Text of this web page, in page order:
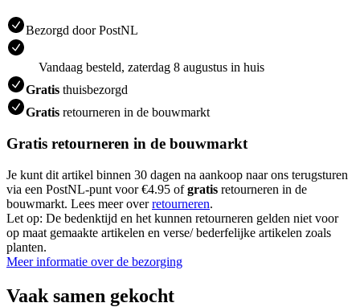
Bezorgd door PostNL
Vandaag besteld, zaterdag 8 augustus in huis
Gratis thuisbezorgd
Gratis retourneren in de bouwmarkt
Gratis retourneren in de bouwmarkt
Je kunt dit artikel binnen 30 dagen na aankoop naar ons terugsturen
via een PostNL-punt voor €4.95 ofgratis retourneren in de
bouwmarkt. Lees meer overretourneren.
Let op: De bedenktijd en het kunnen retourneren gelden niet voor
op maat gemaakte artikelen en verse/ bederfelijke artikelen zoals
planten.
Meer informatie over de bezorging
Vaak samen gekocht